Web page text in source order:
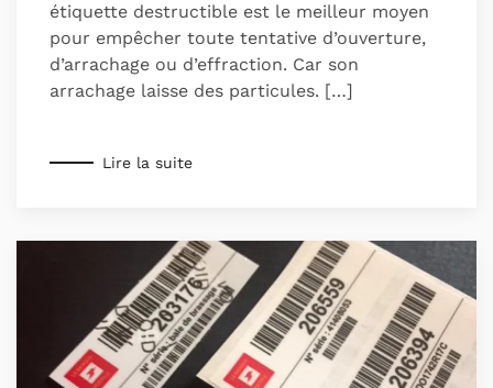
étiquette destructible est le meilleur moyen
pour empêcher toute tentative d’ouverture,
d’arrachage ou d’effraction. Car son
arrachage laisse des particules. […]
Lire la suite